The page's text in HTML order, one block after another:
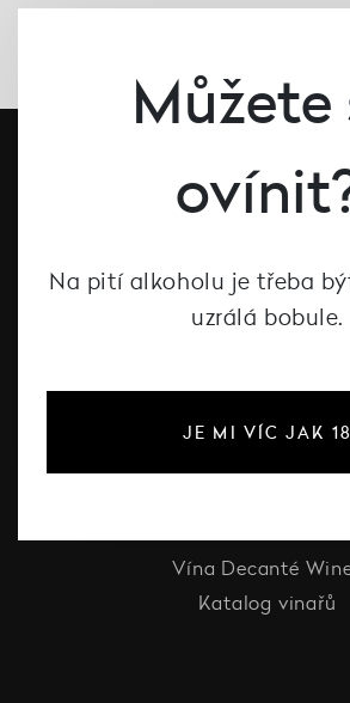
Bílé víno
Vína Decanté
Katalog vinařů
Můžete
Na pití alkoholu je třeba
uzrálá bobule.
JE MI VÍC JAK 18